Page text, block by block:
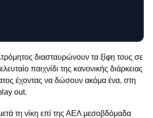
διασταυρώνουν τα ξίφη τους σε
παιχνίδι της κανονικής διάρκειας
έχοντας να δώσουν ακόμα ένα, στη
out.
τη νίκη επί της ΑΕΛ μεσοβδόμαδα